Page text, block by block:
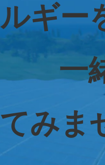
ルギー
一緒
てみま